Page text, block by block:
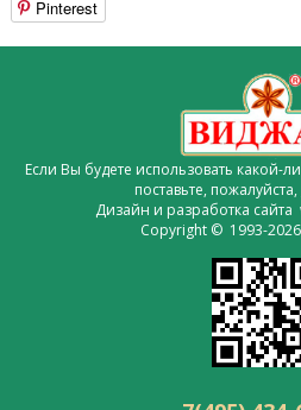
Pinterest
Если Вы будете использовать какой-
поставьте, пожалуйста,
Дизайн и разработка сайта
Copyright © 1993-